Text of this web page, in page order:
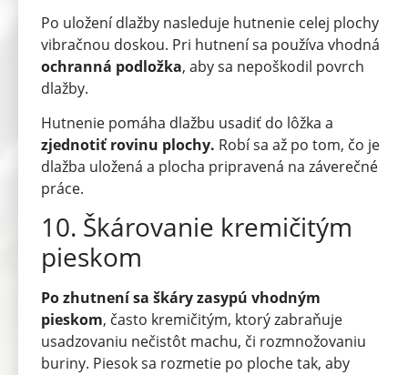
Po uložení dlažby nasleduje hutnenie celej plochy
vibračnou doskou. Pri hutnení sa používa vhodná
ochranná podložka, aby sa nepoškodil povrch
dlažby.
Hutnenie pomáha dlažbu usadiť do lôžka a
zjednotiť rovinu plochy. Robí sa až po tom, čo je
dlažba uložená a plocha pripravená na záverečné
práce.
10. Škárovanie kremičitým
pieskom
Po zhutnení sa škáry zasypú vhodným
pieskom, často kremičitým, ktorý zabraňuje
usadzovaniu nečistôt machu, či rozmnožovaniu
buriny. Piesok sa rozmetie po ploche tak, aby